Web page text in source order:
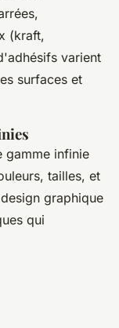
(kraft,
varient
surfaces et
gamme infinie
tailles, et
graphique
qui